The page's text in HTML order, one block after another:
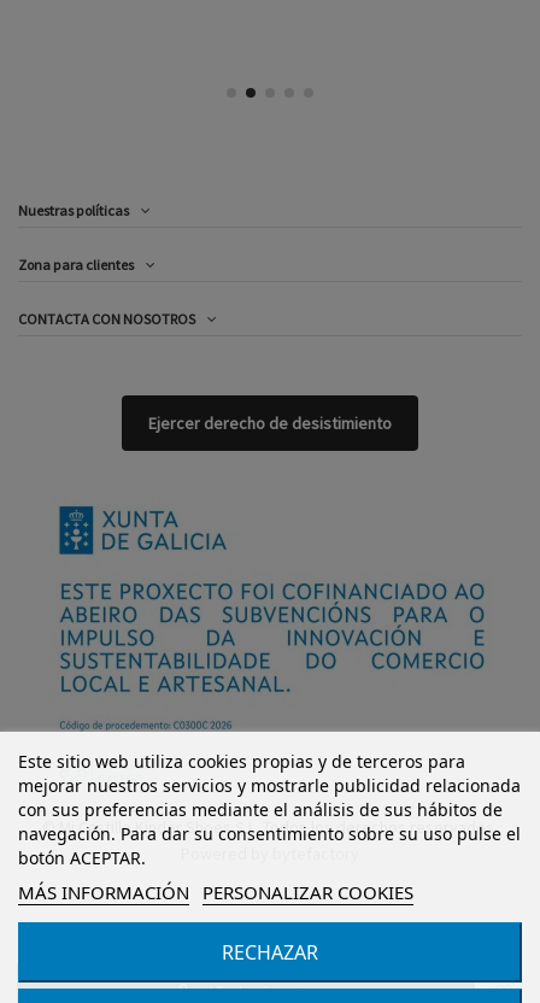
Añadir al carrito
Nuestras políticas
Zona para clientes
CONTACTA CON NOSOTROS
Este sitio web utiliza cookies propias y de terceros para
mejorar nuestros servicios y mostrarle publicidad relacionada
con sus preferencias mediante el análisis de sus hábitos de
navegación. Para dar su consentimiento sobre su uso pulse el
botón ACEPTAR.
MÁS INFORMACIÓN PERSONALIZAR COOKIES
RECHAZAR
Ejercer derecho de desistimiento
© Mi Castillo Kinder Shoes S.L. Todos los derechos reservados.